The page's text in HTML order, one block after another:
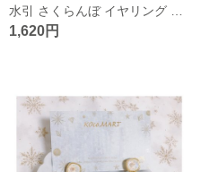
1,620円